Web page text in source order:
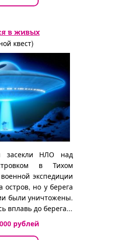
в живых
квест)
засекли НЛО над
в Тихом
экспедиции
остров, но у берега
были уничтожены.
вплавь до берега...
рублей